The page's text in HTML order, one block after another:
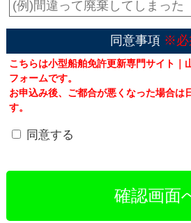
同意事項 ※必
こちらは小型船舶免許更新専門サイト｜
フォームです。
お申込み後、ご都合が悪くなった場合は
す。
同意する